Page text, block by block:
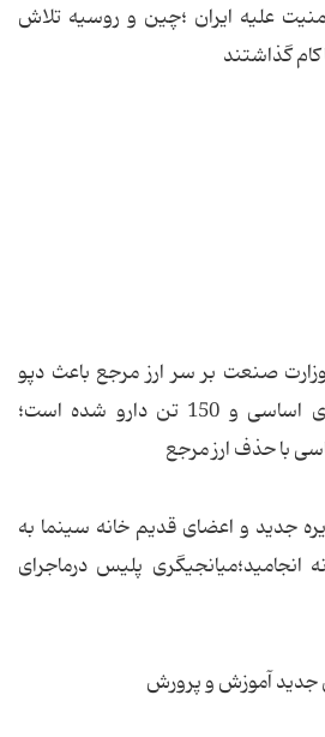
علیه ایران ؛چین و روسیه تلاش
گذاشتند
صنعت بر سر ارز مرجع باعث دپو
شدن 4 میلیون تن کالای اساسی و 150 تن دارو شده است؛
با حذف ارز مرجع
جدید و اعضای قدیم خانه سینما به
خانه انجامید؛میانجیگری پلیس در‌ماجرای
جدید آموزش و پرورش